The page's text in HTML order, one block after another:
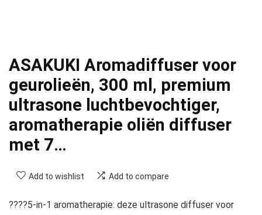
ASAKUKI Aromadiffuser voor
geurolieën, 300 ml, premium
ultrasone luchtbevochtiger,
aromatherapie oliën diffuser
met 7…
Add to wishlist Add to compare
????5-in-1 aromatherapie: deze ultrasone diffuser voor